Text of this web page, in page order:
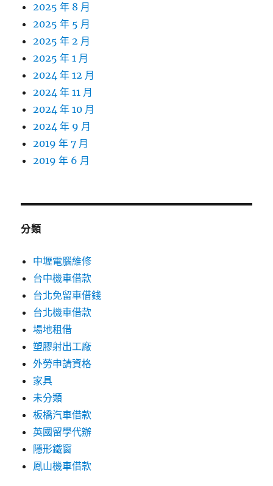
2025 年 8 月
2025 年 5 月
2025 年 2 月
2025 年 1 月
2024 年 12 月
2024 年 11 月
2024 年 10 月
2024 年 9 月
2019 年 7 月
2019 年 6 月
分類
中壢電腦維修
台中機車借款
台北免留車借錢
台北機車借款
場地租借
塑膠射出工廠
外勞申請資格
家具
未分類
板橋汽車借款
英國留學代辦
隱形鐵窗
鳳山機車借款